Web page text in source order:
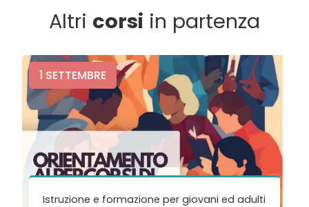
Altri corsi in partenza
1 SETTEMBRE
Istruzione e formazione per giovani ed adulti